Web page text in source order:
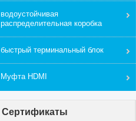
водоустойчивая
распределительная коробка
быстрый терминальный блок
Муфта HDMI
Сертификаты